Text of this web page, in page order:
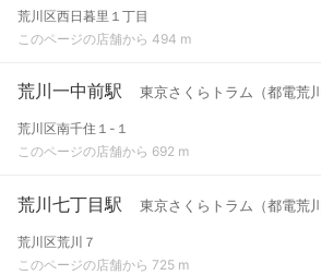
荒川区西日暮里１丁目
このページの店舗から 494 m
荒川一中前駅 東京さくらトラム（都電荒川
荒川区南千住１-１
このページの店舗から 692 m
荒川七丁目駅 東京さくらトラム（都電荒川
荒川区荒川７
このページの店舗から 725 m